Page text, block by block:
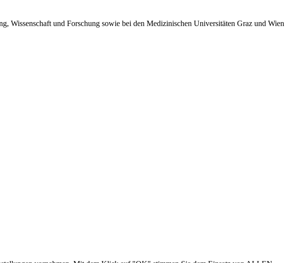
Wissenschaft und Forschung sowie bei den Medizinischen Universitäten Graz und Wien